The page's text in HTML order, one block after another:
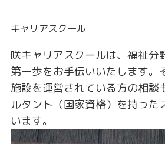
キャリアスクール
咲キャリアスクールは、福祉分
第一歩をお手伝いいたします。
施設を運営されている方の相談
ルタント（国家資格）を持った
います。